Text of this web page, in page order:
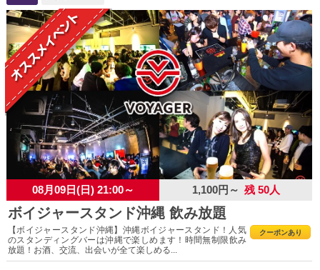
08月09日(日) 21:00～ 1,100円～ 残 50人
ボイジャースタンド沖縄 飲み放題
クーポンあり
【ボイジャースタンド沖縄】沖縄ボイジャースタンド！人気
のスタンディングバーは沖縄で楽しめます！時間無制限飲み
放題！お酒、交流、出会いが全て楽しめる...